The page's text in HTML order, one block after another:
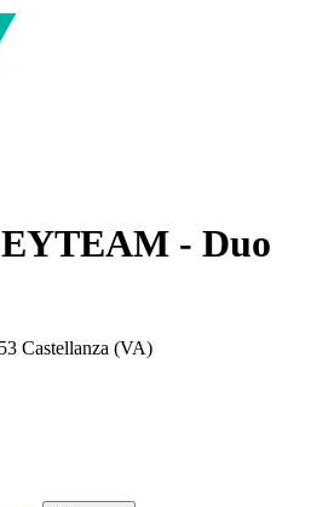
- Duo
Castellanza (VA)